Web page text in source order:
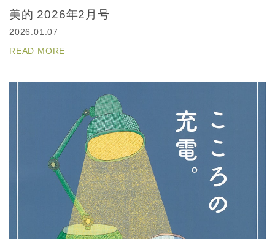
美的 2026年2月号
2026.01.07
READ MORE